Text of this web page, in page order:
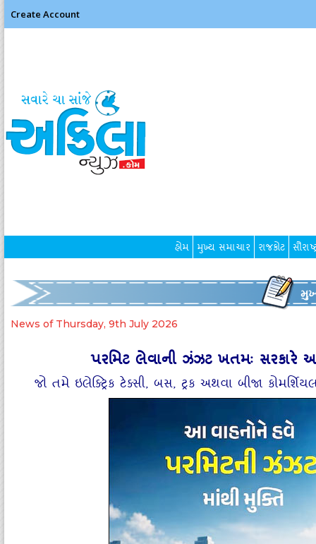
Create Account
હોમ મુખ્ય સમાચાર રાજકોટ
News of Thursday, 9th July 2026
પરમિટ લેવાની ઝંઝટ ખતમઃ સરકારે
જો તમે ઇલેક્‍ટ્રિક ટેક્‍સી, બસ, ટ્રક અથવા બીજા